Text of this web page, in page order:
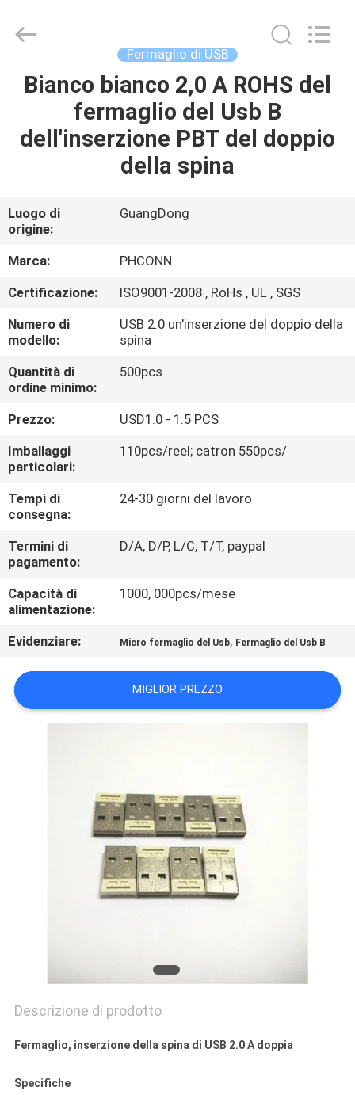
CASA
PRODOTTI
NOI
GIRO
DELLA
FABBRICA
CONTROLLO
DI
QUALITÀ
CONTATTICI
VR
SHOW
MAPPA
SITO
PRIVACY
POLICY
Electronics
Reserved.
Fermaglio di USB
Bianco bianco 2,0 A ROHS del
fermaglio del Usb B
dell'inserzione PBT del doppio
della spina
Luogo di
origine:
GuangDong
Marca:
PHCONN
Certificazione:
ISO9001-2008 , RoHs , UL , SGS
Numero di
modello:
USB 2.0 un'inserzione del doppio della
spina
Quantità di
ordine minimo:
500pcs
Prezzo:
USD1.0 - 1.5 PCS
Imballaggi
particolari:
110pcs/reel; catron 550pcs/
Tempi di
consegna:
24-30 giorni del lavoro
Termini di
pagamento:
D/A, D/P, L/C, T/T, paypal
Capacità di
alimentazione:
1000, 000pcs/mese
Evidenziare: Micro fermaglio del Usb, Fermaglio del Usb B
MIGLIOR PREZZO
Descrizione di prodotto
Fermaglio, inserzione della spina di USB 2.0 A doppia
Specifiche